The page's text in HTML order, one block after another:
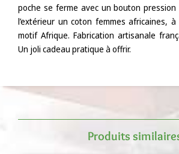
poche se ferme avec un bouton
l’extérieur un coton femmes africaines, à
motif Afrique. Fabrication artisanale
Un joli cadeau pratique à offrir.
Produits